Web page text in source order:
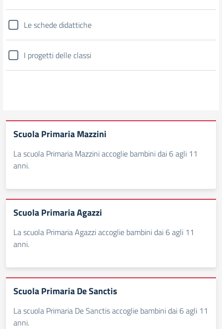
Le schede didattiche
I progetti delle classi
Scuola Primaria Mazzini
La scuola Primaria Mazzini accoglie bambini dai 6 agli 11
anni.
Scuola Primaria Agazzi
La scuola Primaria Agazzi accoglie bambini dai 6 agli 11
anni.
Scuola Primaria De Sanctis
La scuola Primaria De Sanctis accoglie bambini dai 6 agli 11
anni.